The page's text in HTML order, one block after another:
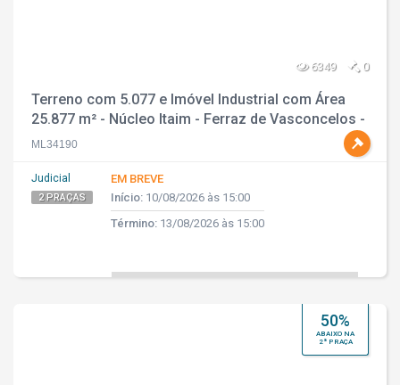
6349 0
Terreno com 5.077 e Imóvel Industrial com Área
25.877 m² - Núcleo Itaim - Ferraz de Vasconcelos -
SP
ML34190
Judicial
2 PRAÇAS
EM BREVE
Início: 10/08/2026 às 15:00
Término: 13/08/2026 às 15:00
50%
ABAIXO NA
2ª PRAÇA